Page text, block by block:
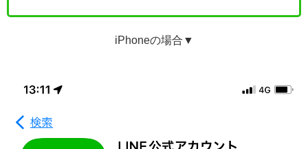
iPhoneの場合▼